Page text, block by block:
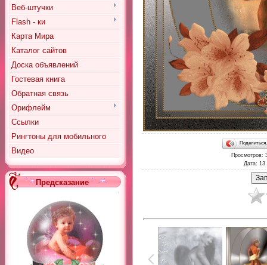
Веб-штучки
Flash - ки
Карта Мира
Каталог сайтов
Доска объявлений
Гостевая книга
Обратная связь
Орифлейм
Ссылки
Рингтоны для мобильного
Видео
Предсказание
Просмотров:
Дата: 13